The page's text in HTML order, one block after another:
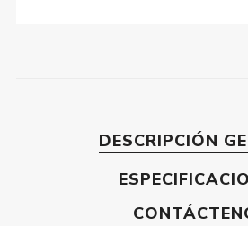
DESCRIPCIÓN